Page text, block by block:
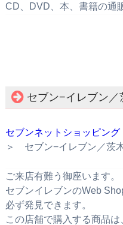
CD、DVD、本、書籍の通
セブン−イレブン／
セブンネットショッピング
＞ セブン−イレブン／茨
ご来店有難う御座います。
セブンイレブンのWeb
必ず発見できます。
この店舗で購入する商品